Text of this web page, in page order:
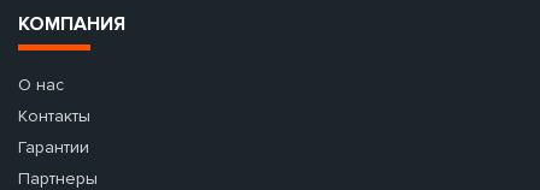
КОМПАНИЯ
О нас
Контакты
Гарантии
Партнеры